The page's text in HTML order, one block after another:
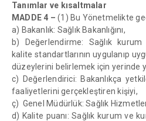
Tanımlar ve kısaltmalar
MADDE 4 – (1) Bu Yönetmelikte
a) Bakanlık: Sağlık Bakanlığını,
b) Değerlendirme: Sağlık kurum
kalite standartlarının uygulanıp
düzeylerini belirlemek için yerinde
c) Değerlendirici: Bakanlıkça
faaliyetlerini gerçekleştiren kişiyi,
ç) Genel Müdürlük: Sağlık
d) Kalite puanı: Sağlık kurum ve